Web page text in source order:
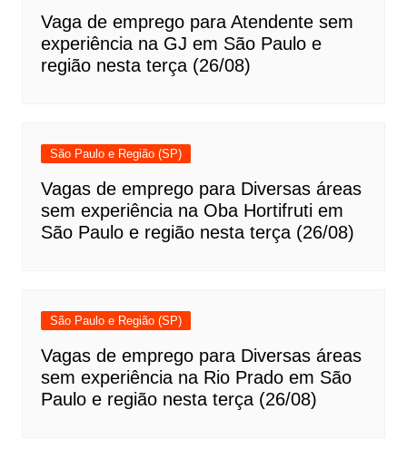
Vaga de emprego para Atendente sem
experiência na GJ em São Paulo e
região nesta terça (26/08)
São Paulo e Região (SP)
Vagas de emprego para Diversas áreas
sem experiência na Oba Hortifruti em
São Paulo e região nesta terça (26/08)
São Paulo e Região (SP)
Vagas de emprego para Diversas áreas
sem experiência na Rio Prado em São
Paulo e região nesta terça (26/08)